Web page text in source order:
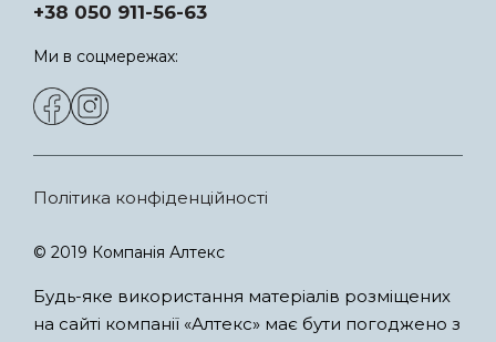
+38 050 911-56-63
Ми в соцмережах:
© 2019 Компанія Алтекс
Будь-яке використання матеріалів розміщених
на сайті компанії «Алтекс» має бути погоджено з
Політика конфіденційності